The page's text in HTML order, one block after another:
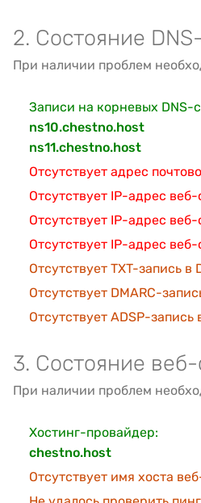
2. Состояние
При наличии проблем
Записи на корневых DNS-
ns10.chestno.host
ns11.chestno.host
Отсутствует адрес
Отсутствует IP-адрес
Отсутствует IP-адрес
Отсутствует IP-адрес
Отсутствует TXT-запись в
Отсутствует DMARC-
Отсутствует ADSP-запись
3. Состояние
При наличии проблем
Хостинг-провайдер:
chestno.host
Отсутствует имя хоста